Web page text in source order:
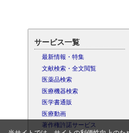
サービス一覧
最新情報・特集
文献検索・全文閲覧
医薬品検索
医療機器検索
医学書通販
医療動画
著作権許諾サービス